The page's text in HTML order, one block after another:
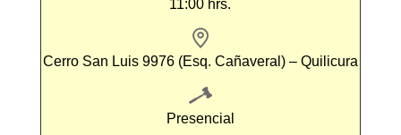
11:00 hrs.
Cerro San Luis 9976 (Esq. Cañaveral) – Quilicura
Presencial